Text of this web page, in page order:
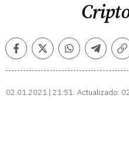
FacebookTwitterWhatsapp
02.01.2021 | 21:51 Actualizado: